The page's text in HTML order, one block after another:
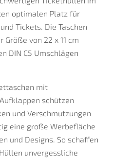
optimalen Platz für
Tickets. Die Taschen
von 22 x 11 cm
DIN C5 Umschlägen
mit
schützen
und Verschmutzungen
eine große Werbefläche
und Designs. So schaffen
unvergessliche